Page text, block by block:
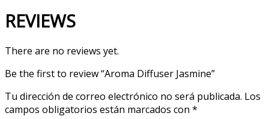
REVIEWS
There are no reviews yet.
Be the first to review “Aroma Diffuser Jasmine”
Tu dirección de correo electrónico no será publicada. Los
campos obligatorios están marcados con *